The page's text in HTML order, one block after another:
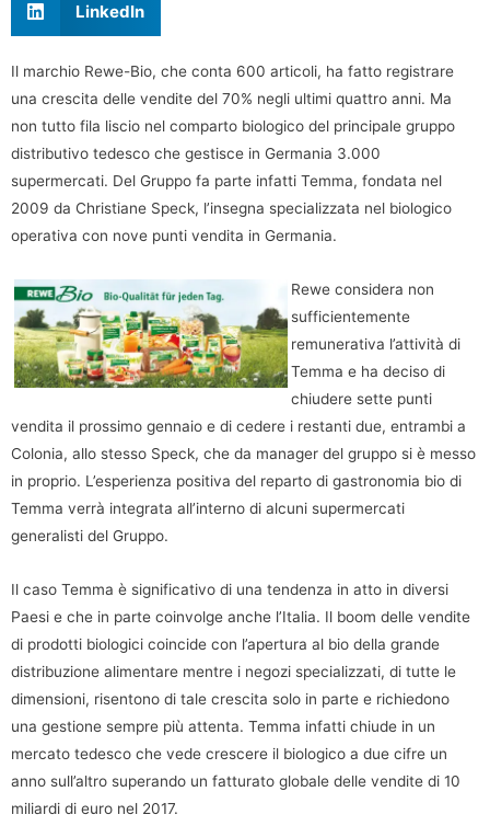
LinkedIn
Il marchio Rewe-Bio, che conta 600 articoli, ha fatto registrare
una crescita delle vendite del 70% negli ultimi quattro anni. Ma
non tutto fila liscio nel comparto biologico del principale gruppo
distributivo tedesco che gestisce in Germania 3.000
supermercati. Del Gruppo fa parte infatti Temma, fondata nel
2009 da Christiane Speck, l’insegna specializzata nel biologico
operativa con nove punti vendita in Germania.
Rewe considera non
sufficientemente
remunerativa l’attività di
Temma e ha deciso di
chiudere sette punti
vendita il prossimo gennaio e di cedere i restanti due, entrambi a
Colonia, allo stesso Speck, che da manager del gruppo si è messo
in proprio. L’esperienza positiva del reparto di gastronomia bio di
Temma verrà integrata all’interno di alcuni supermercati
generalisti del Gruppo.
Il caso Temma è significativo di una tendenza in atto in diversi
Paesi e che in parte coinvolge anche l’Italia. Il boom delle vendite
di prodotti biologici coincide con l’apertura al bio della grande
distribuzione alimentare mentre i negozi specializzati, di tutte le
dimensioni, risentono di tale crescita solo in parte e richiedono
una gestione sempre più attenta. Temma infatti chiude in un
mercato tedesco che vede crescere il biologico a due cifre un
anno sull’altro superando un fatturato globale delle vendite di 10
miliardi di euro nel 2017.